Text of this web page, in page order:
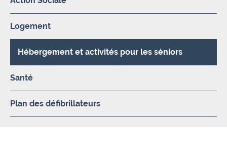
Logement
Hébergement et activités pour les séniors
Santé
Plan des défibrillateurs